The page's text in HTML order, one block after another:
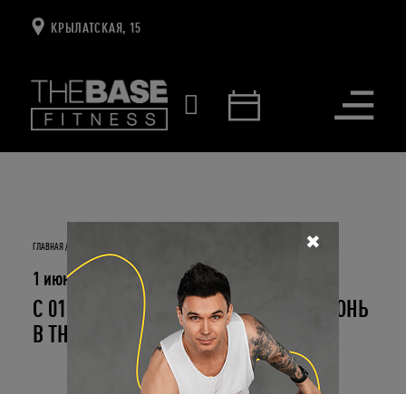
КРЫЛАТСКАЯ, 15
Открыть
ГЛАВНАЯ С 01 ПО 19 ИЮНЯ – «СКАЗОЧНЫЙ» ИЮНЬ В THE BASE
1 июня 2022
С 01 ПО 19 ИЮНЯ – «СКАЗОЧНЫЙ» ИЮНЬ
В THE BASE
✖